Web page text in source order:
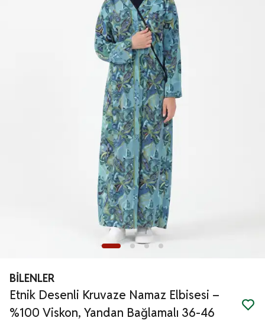
BİLENLER
Etnik Desenli Kruvaze Namaz Elbisesi –
%100 Viskon, Yandan Bağlamalı 36-46